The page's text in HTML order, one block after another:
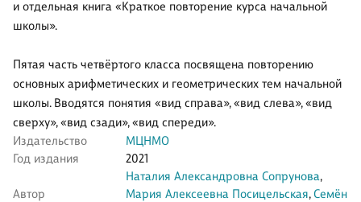
и отдельная книга «Краткое повторение курса начальной
школы».
Пятая часть четвёртого класса посвящена повторению
основных арифметических и геометрических тем начальной
школы. Вводятся понятия «вид справа», «вид слева», «вид
сверху», «вид сзади», «вид спереди».
Издательство
МЦНМО
Год издания
2021
Автор
Наталия Александровна Сопрунова,
Мария Алексеевна Посицельская,Семён